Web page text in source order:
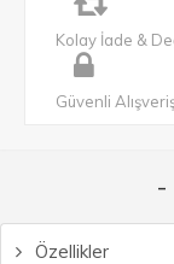
Kolay İade &
Güvenli
-
Özellikler